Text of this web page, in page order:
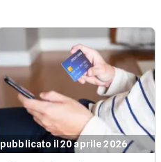
pubblicato il 20 aprile 2026